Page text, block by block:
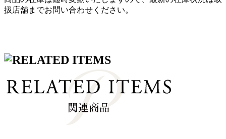
扱店舗までお問い合わせください。